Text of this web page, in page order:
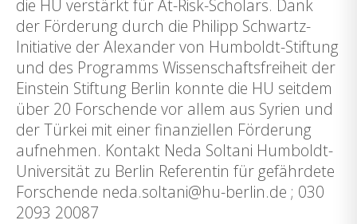
die HU verstärkt für At-Risk-Scholars. Dank
der Förderung durch die Philipp Schwartz-
Initiative der Alexander von Humboldt-Stiftung
und des Programms Wissenschaftsfreiheit der
Einstein Stiftung Berlin konnte die HU seitdem
über 20 Forschende vor allem aus Syrien und
der Türkei mit einer finanziellen Förderung
aufnehmen. Kontakt Neda Soltani Humboldt-
Universität zu Berlin Referentin für gefährdete
Forschende neda.soltani@hu-berlin.de ; 030
2093 20087